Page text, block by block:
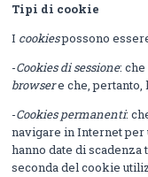
Tipi di cookie
I cookiespossono
-Cookies di sessione:
browsere che, pertanto,
-Cookies permanenti:
navigare in Internet per
hanno date di
seconda del cookie